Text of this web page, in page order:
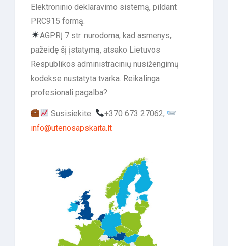
Elektroninio deklaravimo sistemą, pildant
PRC915 formą.
AGPRĮ 7 str. nurodoma, kad asmenys,
pažeidę šį įstatymą, atsako Lietuvos
Respublikos administracinių nusižengimų
kodekse nustatyta tvarka. Reikalinga
profesionali pagalba?
Susisiekite:
+370 673 27062;
info@utenosapskaita.lt